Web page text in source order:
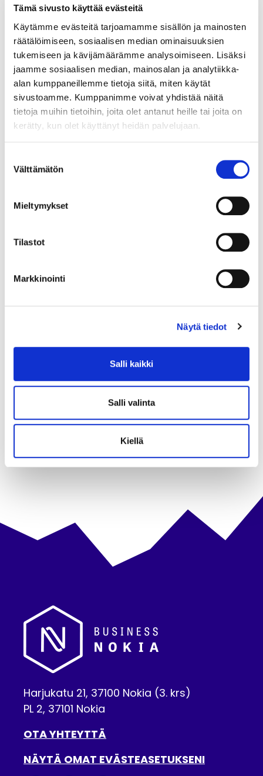
Tämä sivusto käyttää evästeitä
Käytämme evästeitä tarjoamamme sisällön ja mainosten
räätälöimiseen, sosiaalisen median ominaisuuksien
tukemiseen ja kävijämäärämme analysoimiseen. Lisäksi
jaamme sosiaalisen median, mainosalan ja analytiikka-
alan kumppaneillemme tietoja siitä, miten käytät
sivustoamme. Kumppanimme voivat yhdistää näitä
tietoja muihin tietoihin, joita olet antanut heille tai joita on
kerätty, kun olet käyttänyt heidän palvelujaan.
valinta
Välttämätön
Mieltymykset
Tilastot
Markkinointi
Näytä tiedot
Salli kaikki
Salli valinta
Kiellä
YRITTÄJÄN PÄIVÄN ETKOT NOKIALLA –
TULE MUKAAN JUHLISTAMAAN
YRITTÄJYYTTÄ!
KESÄTAPAAMINEN PIRKKALAISTORILLA
10.6.
12.5.2026
KERHOLASSA 3.6.2026
5.5.2026
NUORTEN KESÄYRITYKSET ESIIN
NOKIALLA
13.4.2026
Harjukatu 21, 37100 Nokia (3. krs)
PL 2, 37101 Nokia
OTA YHTEYTTÄ
NÄYTÄ OMAT EVÄSTEASETUKSENI